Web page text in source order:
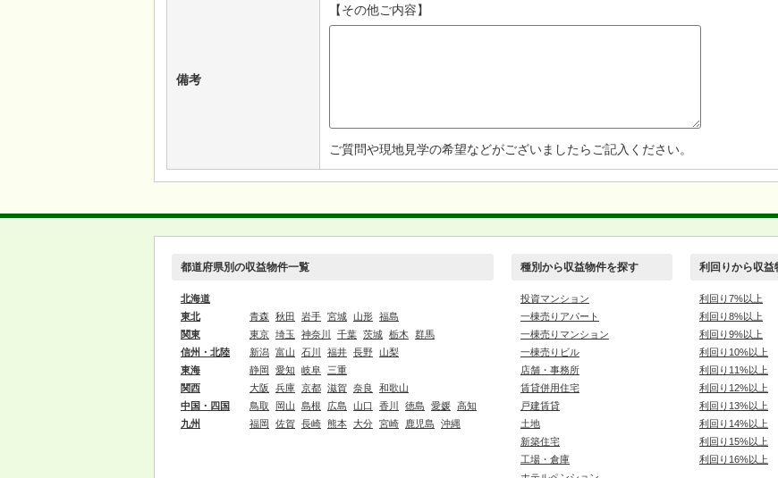
備考
【その他ご内容】
ご質問や現地見学の希望などがございましたらご記入ください。
都道府県別の収益物件一覧
北海道
東北
青森 秋田 岩手 宮城 山形 福島
関東
東京 埼玉 神奈川 千葉 茨城 栃木
群馬
信州・北陸
新潟 富山 石川 福井 長野
山梨
東海
静岡 愛知 岐阜
三重
関西
大阪 兵庫 京都 滋賀 奈良
和歌山
中国・四国
鳥取 岡山 島根 広島 山口 香川 徳島 愛媛 高知
九州
福岡 佐賀 長崎 熊本 大分 宮崎 鹿児島 沖縄
種別から収益物件を探す
投資マンション
一棟売りアパート
一棟売りマンション
一棟売りビル
店舗・事務所
賃貸併用住宅
戸建賃貸
土地
新築住宅
工場・倉庫
利回りから収益
利回り7%以上
利回り8%以上
利回り9%以上
利回り10%以上
利回り11%以上
利回り12%以上
利回り13%以上
利回り14%以上
利回り15%以上
利回り16%以上